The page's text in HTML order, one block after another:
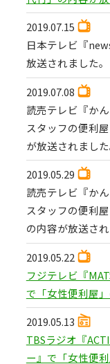
2019.07.15
日本テレビ『
放送されました。
2019.07.08
読売テレビ『か
スタッフの便利
が放送されました
2019.05.29
読売テレビ『か
スタッフの便利
の内容が放送され
2019.05.22
フジテレビ『
で「女性便利屋
2019.05.13
TBSラジオ『
ー』で「女性便